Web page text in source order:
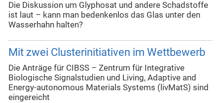
Die Diskussion um Glyphosat und andere Schadstoffe
ist laut – kann man bedenkenlos das Glas unter den
Wasserhahn halten?
Mit zwei Clusterinitiativen im Wettbewerb
Die Anträge für CIBSS – Zentrum für Integrative
Biologische Signalstudien und Living, Adaptive and
Energy-autonomous Materials Systems (livMatS) sind
eingereicht